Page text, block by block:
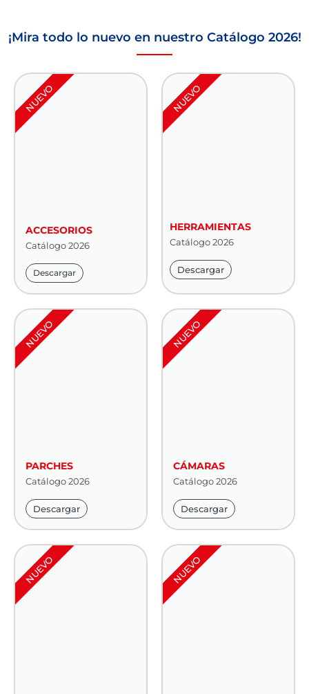
¡Mira todo lo nuevo en nuestro Catálogo 2026!
ACCESORIOS
Catálogo 2026
Descargar
NUEVO
HERRAMIENTAS
Catálogo 2026
Descargar
NUEVO
PARCHES
Catálogo 2026
Descargar
NUEVO
CÁMARAS
Catálogo 2026
Descargar
NUEVO
NUEVO NUEVO